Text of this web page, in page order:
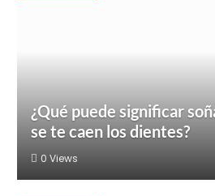
¿Qué puede significar
se te caen los dientes?
0 Views